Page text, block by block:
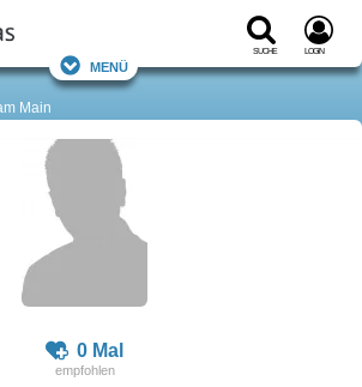
Suche Login
Menü
Main
0 Mal